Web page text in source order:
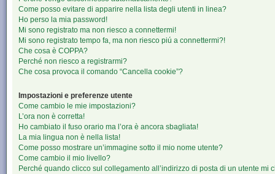
Come posso evitare di apparire nella lista degli utenti in linea?
Ho perso la mia password!
Mi sono registrato ma non riesco a connettermi!
Mi sono registrato tempo fa, ma non riesco piú a connettermi?!
Che cosa è COPPA?
Perché non riesco a registrarmi?
Che cosa provoca il comando “Cancella cookie”?
Impostazioni e preferenze utente
Come cambio le mie impostazioni?
L’ora non è corretta!
Ho cambiato il fuso orario ma l’ora è ancora sbagliata!
La mia lingua non è nella lista!
Come posso mostrare un’immagine sotto il mio nome utente?
Come cambio il mio livello?
Perché quando clicco sul collegamento all’indirizzo di posta di un utente mi